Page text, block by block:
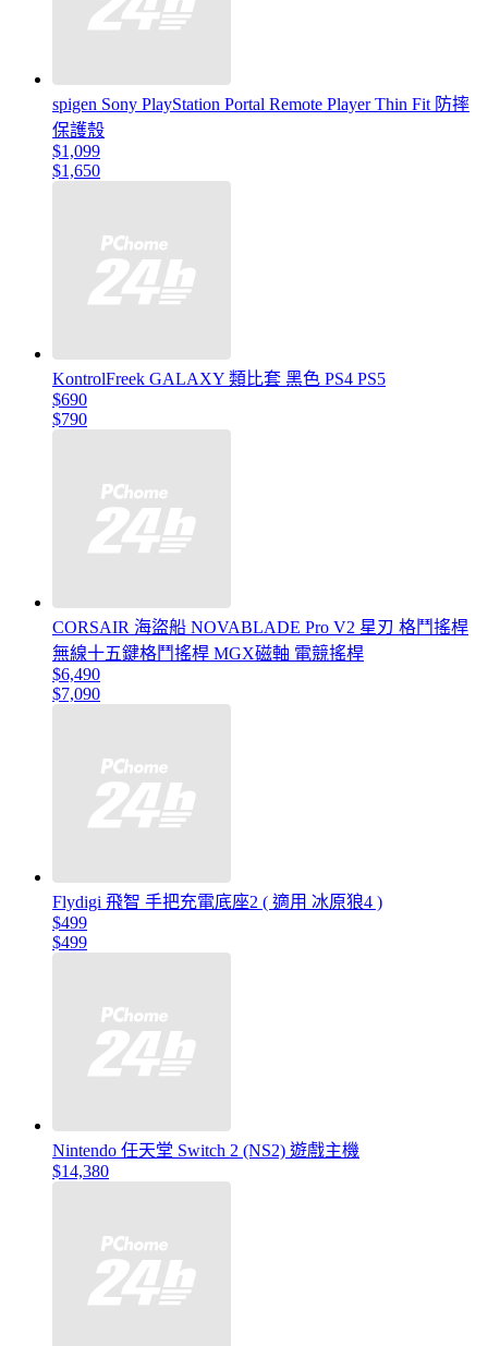
spigen Sony PlayStation Portal Remote Player Thin Fit 防摔
保護殼
$1,099
$1,650
KontrolFreek GALAXY 類比套 黑色 PS4 PS5
$690
$790
CORSAIR 海盜船 NOVABLADE Pro V2 星刃 格鬥搖桿
無線十五鍵格鬥搖桿 MGX磁軸 電競搖桿
$6,490
$7,090
Flydigi 飛智 手把充電底座2 ( 適用 冰原狼4 )
$499
$499
Nintendo 任天堂 Switch 2 (NS2) 遊戲主機
$14,380